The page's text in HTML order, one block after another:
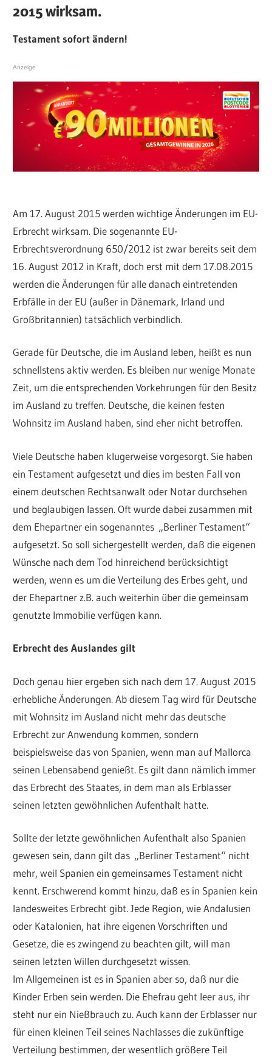
2015 wirksam.
Testament sofort ändern!
Anzeige
Am 17. August 2015 werden wichtige Änderungen im EU-
Erbrecht wirksam. Die sogenannte EU-
Erbrechtsverordnung 650/2012 ist zwar bereits seit dem
16. August 2012 in Kraft, doch erst mit dem 17.08.2015
werden die Änderungen für alle danach eintretenden
Erbfälle in der EU (außer in Dänemark, Irland und
Großbritannien) tatsächlich verbindlich.
Gerade für Deutsche, die im Ausland leben, heißt es nun
schnellstens aktiv werden. Es bleiben nur wenige Monate
Zeit, um die entsprechenden Vorkehrungen für den Besitz
im Ausland zu treffen. Deutsche, die keinen festen
Wohnsitz im Ausland haben, sind eher nicht betroffen.
Viele Deutsche haben klugerweise vorgesorgt. Sie haben
ein Testament aufgesetzt und dies im besten Fall von
einem deutschen Rechtsanwalt oder Notar durchsehen
und beglaubigen lassen. Oft wurde dabei zusammen mit
dem Ehepartner ein sogenanntes „Berliner Testament“
aufgesetzt. So soll sichergestellt werden, daß die eigenen
Wünsche nach dem Tod hinreichend berücksichtigt
werden, wenn es um die Verteilung des Erbes geht, und
der Ehepartner z.B. auch weiterhin über die gemeinsam
genutzte Immobilie verfügen kann.
Erbrecht des Auslandes gilt
Doch genau hier ergeben sich nach dem 17. August 2015
erhebliche Änderungen. Ab diesem Tag wird für Deutsche
mit Wohnsitz im Ausland nicht mehr das deutsche
Erbrecht zur Anwendung kommen, sondern
beispielsweise das von Spanien, wenn man auf Mallorca
seinen Lebensabend genießt. Es gilt dann nämlich immer
das Erbrecht des Staates, in dem man als Erblasser
seinen letzten gewöhnlichen ­Aufenthalt hatte.
Sollte der letzte gewöhnlichen ­Aufenthalt also Spanien
gewesen sein, dann gilt das „Berliner Testament“ nicht
mehr, weil Spanien ein gemeinsames Testament nicht
kennt. Erschwerend kommt hinzu, daß es in Spanien kein
landesweites Erbrecht gibt. Jede Region, wie Andalusien
oder Katalonien, hat ihre eigenen Vorschriften und
Gesetze, die es zwingend zu beachten gilt, will man
seinen letzten Willen durchgesetzt wissen.
Im Allgemeinen ist es in Spanien aber so, daß nur die
Kinder Erben sein werden. Die Ehefrau geht leer aus, ihr
steht nur ein Nießbrauch zu. Auch kann der Erblasser nur
für einen kleinen Teil seines Nachlasses die zukünftige
Verteilung bestimmen, der wesentlich größere Teil